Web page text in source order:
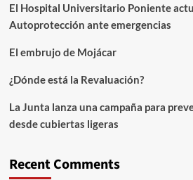
El Hospital Universitario Poniente
Autoprotección ante emergencias
El embrujo de Mojácar
¿Dónde está la Revaluación?
La Junta lanza una campaña para
desde cubiertas ligeras
Recent Comments